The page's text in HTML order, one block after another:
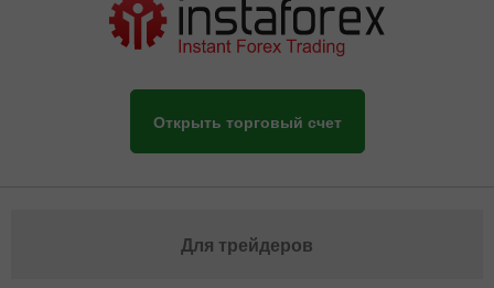
Открыть торговый счет
Для трейдеров